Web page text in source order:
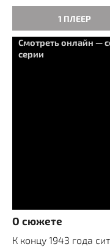
1 ПЛЕЕР
Смотреть онлайн —
серии
О сюжете
К концу 1943 года